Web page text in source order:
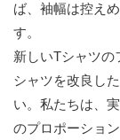
ば、袖幅は控え
す。
新しいTシャツ
シャツを改良し
い。私たちは、
のプロポーショ